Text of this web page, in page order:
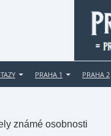
PRAHA 1 PRAHA 2
známé osobnosti